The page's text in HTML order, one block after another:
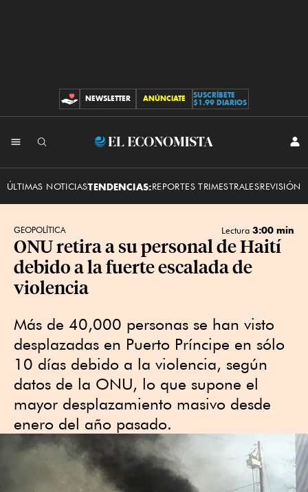
CONTRIBUCIONES
NEWSLETTER ANÚNCIATE
SUSCRÍBETE
$1.99 DIARIOS
El
ÚLTIMAS NOTICIASTENDENCIAS:REPORTES TRIMESTRALESREVISIÓN
GEOPOLÍTICA Lectura 3:00 min
ONU retira a su personal de Haití
debido a la fuerte escalada de
violencia
Más de 40,000 personas se han visto
desplazadas en Puerto Príncipe en sólo
10 días debido a la violencia, según
datos de la ONU, lo que supone el
mayor desplazamiento masivo desde
enero del año pasado.